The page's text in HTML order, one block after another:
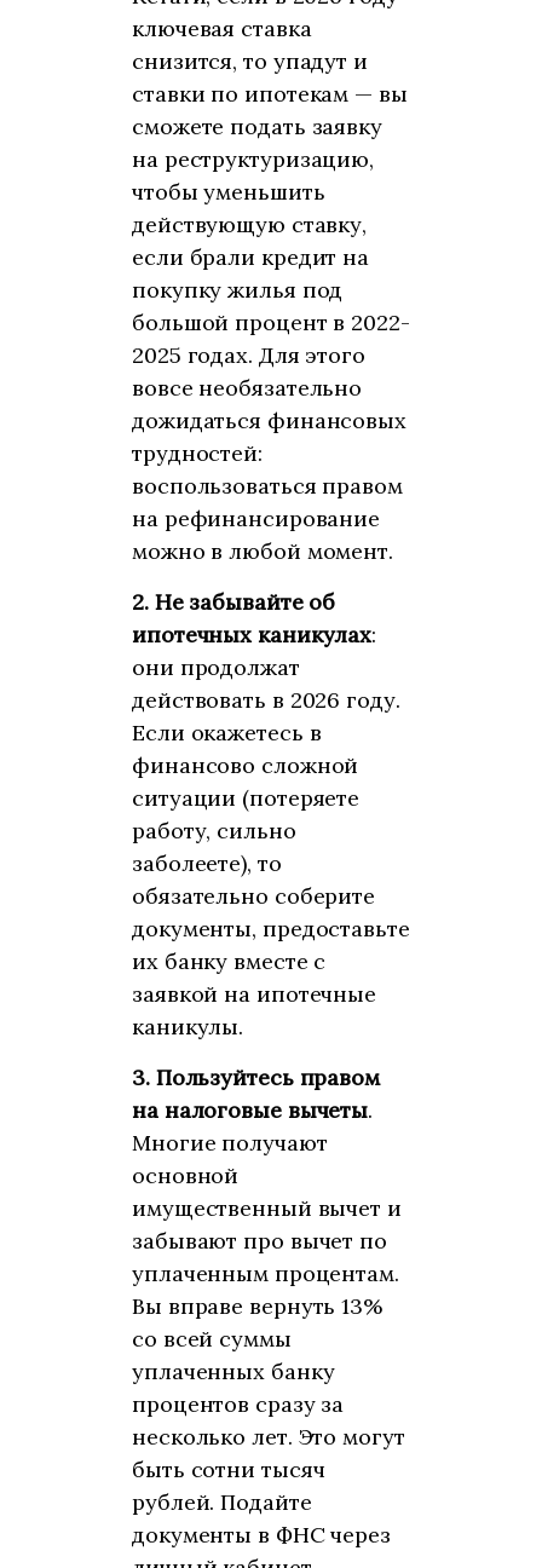
ключевая ставка
снизится, то упадут и
ставки по ипотекам — вы
сможете подать заявку
на реструктуризацию,
чтобы уменьшить
действующую ставку,
если брали кредит на
покупку жилья под
большой процент в 2022-
2025 годах. Для этого
вовсе необязательно
дожидаться финансовых
трудностей:
воспользоваться правом
на рефинансирование
можно в любой момент.
2. Не забывайте об
ипотечных каникулах:
они продолжат
действовать в 2026 году.
Если окажетесь в
финансово сложной
ситуации (потеряете
работу, сильно
заболеете), то
обязательно соберите
документы, предоставьте
их банку вместе с
заявкой на ипотечные
каникулы.
3. Пользуйтесь правом
на налоговые вычеты.
Многие получают
основной
имущественный вычет и
забывают про вычет по
уплаченным процентам.
Вы вправе вернуть 13%
со всей суммы
уплаченных банку
процентов сразу за
несколько лет. Это могут
быть сотни тысяч
рублей. Подайте
документы в ФНС через